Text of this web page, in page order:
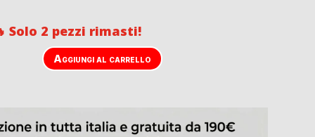
Solo 2 pezzi rimasti!
Aggiungi al carrello